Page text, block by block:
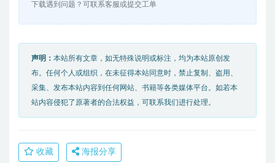
下载遇到问题？可联系客服或提交工单
声明： 本站所有文章，如无特殊说明或标注，均为本站原创发
布。任何个人或组织，在未征得本站同意时，禁止复制、盗用、
采集、发布本站内容到任何网站、书籍等各类媒体平台。如若本
站内容侵犯了原著者的合法权益，可联系我们进行处理。
收藏 海报分享